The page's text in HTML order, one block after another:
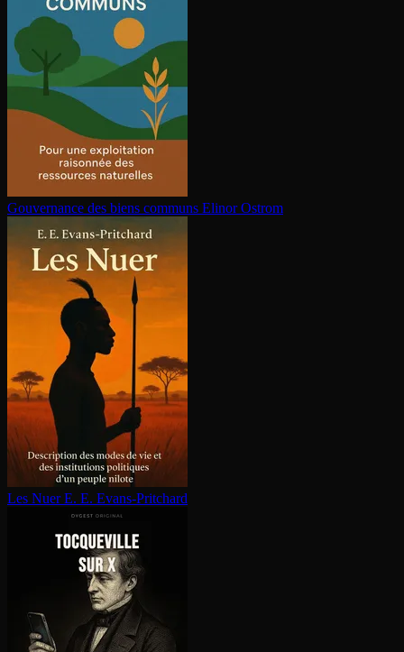
Gouvernance des biens communs Elinor Ostrom
Les Nuer E. E. Evans-Pritchard